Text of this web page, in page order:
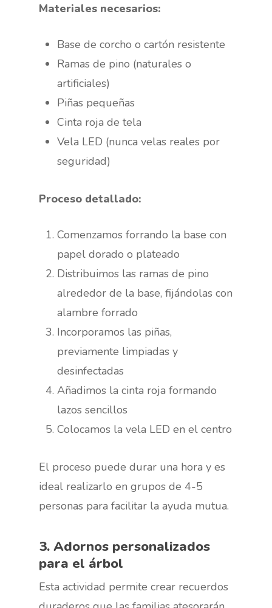
Materiales necesarios:
Base de corcho o cartón resistente
Ramas de pino (naturales o
artificiales)
Piñas pequeñas
Cinta roja de tela
Vela LED (nunca velas reales por
seguridad)
Proceso detallado:
Comenzamos forrando la base con
papel dorado o plateado
Distribuimos las ramas de pino
alrededor de la base, fijándolas con
alambre forrado
Incorporamos las piñas,
previamente limpiadas y
desinfectadas
Añadimos la cinta roja formando
lazos sencillos
Colocamos la vela LED en el centro
El proceso puede durar una hora y es
ideal realizarlo en grupos de 4-5
personas para facilitar la ayuda mutua.
3. Adornos personalizados
para el árbol
Esta actividad permite crear recuerdos